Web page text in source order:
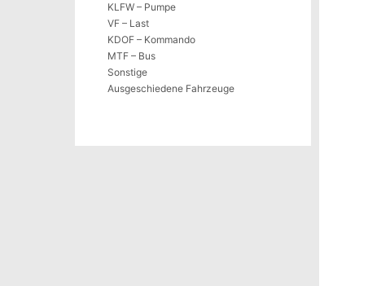
KLFW – Pumpe
VF – Last
KDOF – Kommando
MTF – Bus
Sonstige
Ausgeschiedene Fahrzeuge